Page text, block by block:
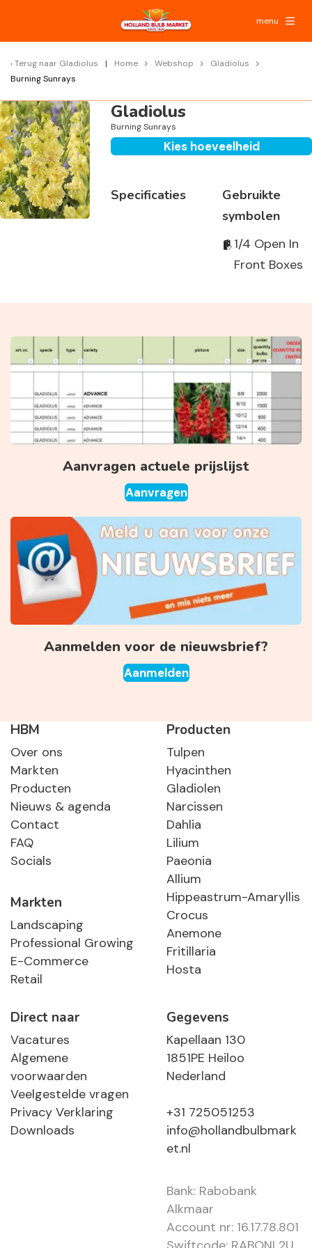
menu
Terug naar Gladiolus Home Webshop
Gladiolus
Burning Sunrays
Gladiolus
Burning Sunrays
Kies hoeveelheid
Specificaties
Gebruikte
symbolen
1/4 Open In
Front Boxes
Aanvragen actuele prijslijst
Aanvragen
Aanmelden voor de nieuwsbrief?
Aanmelden
HBM
Over ons
Markten
Producten
Nieuws & agenda
Contact
FAQ
Socials
Markten
Landscaping
Professional Growing
E-Commerce
Retail
Producten
Tulpen
Hyacinthen
Gladiolen
Narcissen
Dahlia
Lilium
Paeonia
Allium
Hippeastrum-Amaryllis
Crocus
Anemone
Fritillaria
Hosta
Direct naar
Vacatures
Algemene
voorwaarden
Veelgestelde vragen
Privacy Verklaring
Downloads
Gegevens
Kapellaan 130
1851PE Heiloo
Nederland
+31 725051253
info@hollandbulbmark
et.nl
Bank: Rabobank
Alkmaar
Account nr: 16.17.78.801